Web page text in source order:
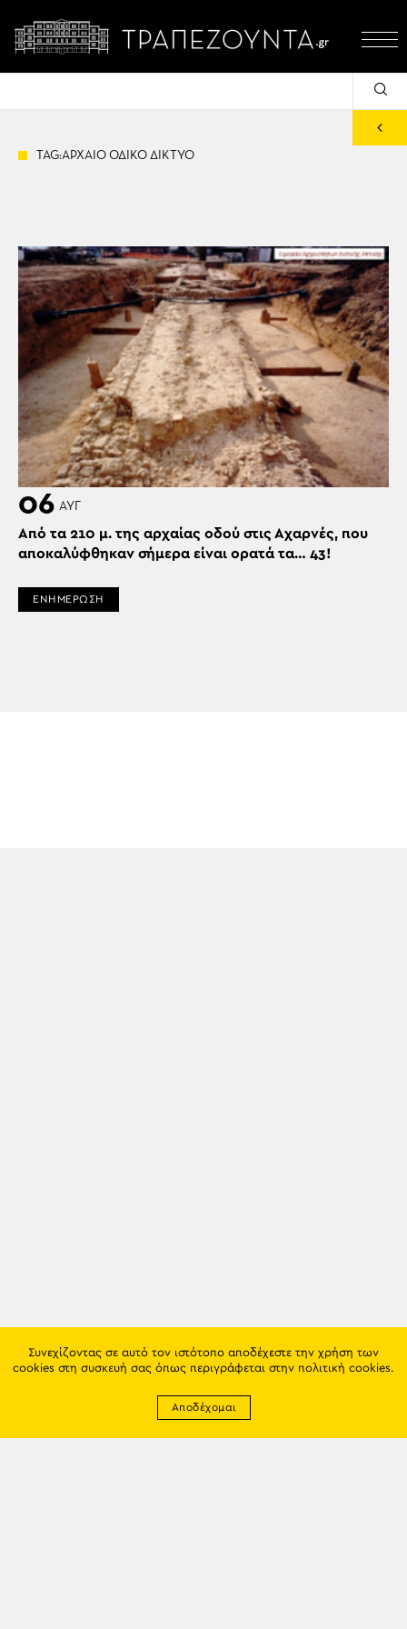
TAG:ΑΡΧΑΙΟ ΟΔΙΚΟ ΔΙΚΤΥΟ
06 ΑΥΓ
Από τα 210 μ. της αρχαίας οδού στις Αχαρνές, που
αποκαλύφθηκαν σήμερα είναι ορατά τα… 43!
ΕΝΗΜΕΡΩΣΗ
Συνεχίζοντας σε αυτό τον ιστότοπο αποδέχεστε την χρήση των
cookies στη συσκευή σας όπως περιγράφεται στην πολιτική cookies.
Αποδέχομαι